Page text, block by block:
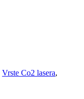
Vrste Co2 lasera,